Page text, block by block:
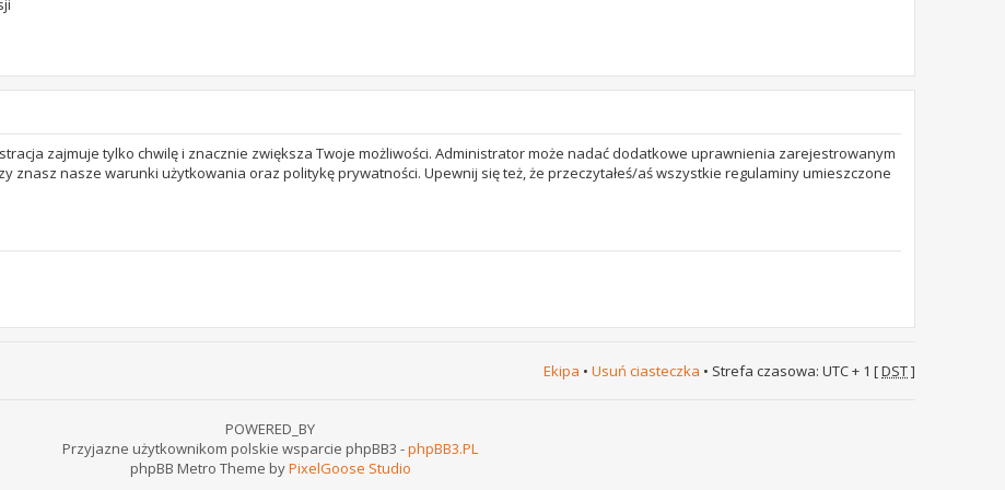
zajmuje tylko chwilę i znacznie zwiększa Twoje możliwości. Administrator może nadać dodatkowe uprawnienia zarejestrowanym
znasz nasze warunki użytkowania oraz politykę prywatności. Upewnij się też, że przeczytałeś/aś wszystkie regulaminy umieszczone
Ekipa • Usuń ciasteczka • Strefa czasowa: UTC + 1 [DST]
POWERED_BY
Przyjazne użytkownikom polskie wsparcie phpBB3 -phpBB3.PL
phpBB Metro Theme byPixelGoose Studio